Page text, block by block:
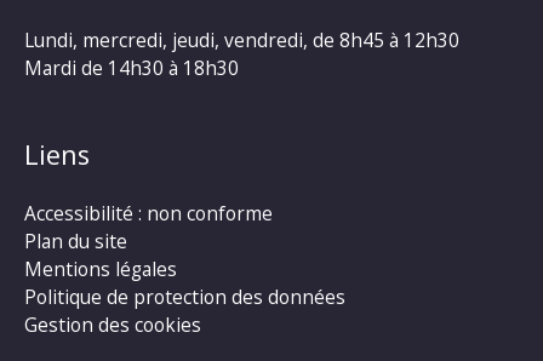
Lundi, mercredi, jeudi, vendredi, de 8h45 à 12h30
Mardi de 14h30 à 18h30
Liens
Accessibilité : non conforme
Plan du site
Mentions légales
Politique de protection des données
Gestion des cookies